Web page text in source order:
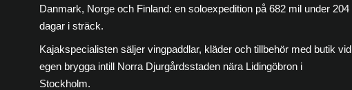
Danmark, Norge och Finland: en soloexpedition på 682 mil under 204
dagar i sträck.
Kajakspecialisten säljer vingpaddlar, kläder och tillbehör med butik vid
egen brygga intill Norra Djurgårdsstaden nära Lidingöbron i
Stockholm.